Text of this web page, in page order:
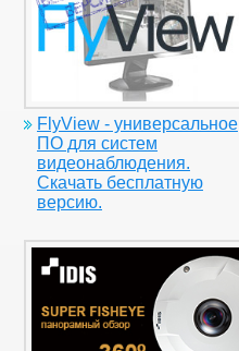
FlyView - универсальное
ПО для систем
видеонаблюдения.
Скачать бесплатную
версию.